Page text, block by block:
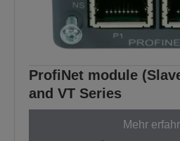
ProfiNet module
and VT Series
Mehr